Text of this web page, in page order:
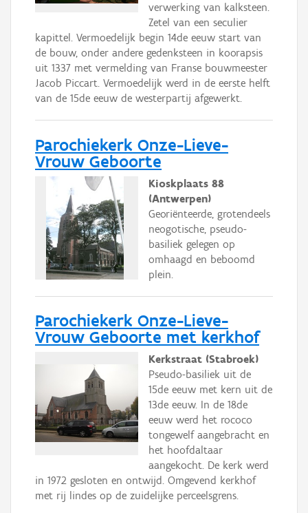
verwerking van kalksteen.
Zetel van een seculier
kapittel. Vermoedelijk begin 14de eeuw start van
de bouw, onder andere gedenksteen in koorapsis
uit 1337 met vermelding van Franse bouwmeester
Jacob Piccart. Vermoedelijk werd in de eerste helft
van de 15de eeuw de westerpartij afgewerkt.
Parochiekerk Onze-Lieve-
Vrouw Geboorte
Kioskplaats 88
(Antwerpen)
Georiënteerde, grotendeels
neogotische, pseudo-
basiliek gelegen op
omhaagd en beboomd
plein.
Parochiekerk Onze-Lieve-
Vrouw Geboorte met kerkhof
Kerkstraat (Stabroek)
Pseudo-basiliek uit de
15de eeuw met kern uit de
13de eeuw. In de 18de
eeuw werd het rococo
tongewelf aangebracht en
het hoofdaltaar
aangekocht. De kerk werd
in 1972 gesloten en ontwijd. Omgevend kerkhof
met rij lindes op de zuidelijke perceelsgrens.